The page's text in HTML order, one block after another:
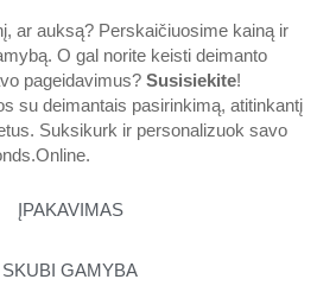
ĮPAKAVIMAS
SKUBI GAMYBA
ar auksą? Perskaičiuosime kainą ir
O gal norite keisti deimanto
pageidavimus? Susisiekite!
su deimantais pasirinkimą, atitinkantį
Suksikurk ir personalizuok savo
.